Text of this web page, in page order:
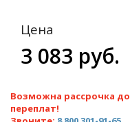
Цена
3 083 руб.
Возможна рассрочка
переплат!